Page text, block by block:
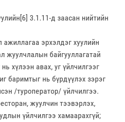
3.1.11-д заасан нийтийн
эрхэлдэг хуулийн
жуулчлалын байгууллагатай
хүлээн авах, уг үйлчилгээг
баримтыг нь бүрдүүлэх зэрэг
/туроператор/ үйлчилгээ.
жуулчин тээвэрлэх,
үйлчилгээ хамаарахгүй;